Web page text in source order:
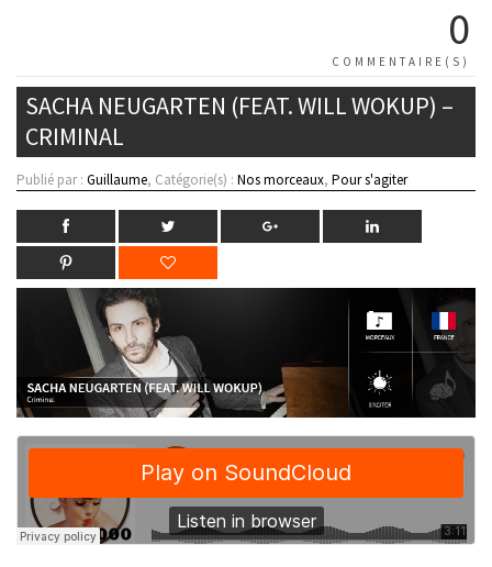
0
COMMENTAIRE(S)
SACHA NEUGARTEN (FEAT. WILL WOKUP) –
CRIMINAL
Publié par : Guillaume, Catégorie(s) : Nos morceaux, Pour s'agiter